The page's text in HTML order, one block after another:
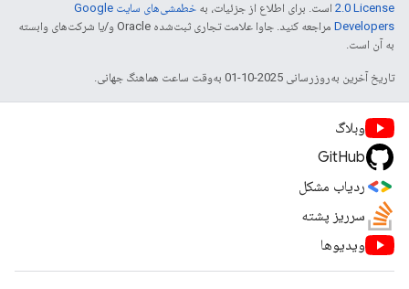
2.0 License است. برای اطلاع از جزئیات، به
خطمشی‌های سایت Google
Developers‏
مراجعه کنید. جاوا علامت تجاری ثبت‌شده Oracle و/یا شرکت‌های وابسته
به آن است.
تاریخ آخرین به‌روزرسانی 2025-10-01 به‌وقت ساعت هماهنگ جهانی.
وبلاگ
GitHub
ردیاب مشکل
سرریز پشته
ویدیوها